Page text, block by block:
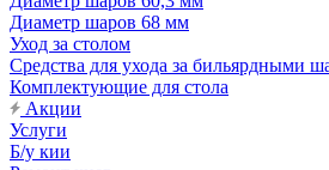
Диаметр шаров 68 мм
Уход за столом
Средства для ухода за бильярдными
Комплектующие для стола
Акции
Услуги
Б/у кии